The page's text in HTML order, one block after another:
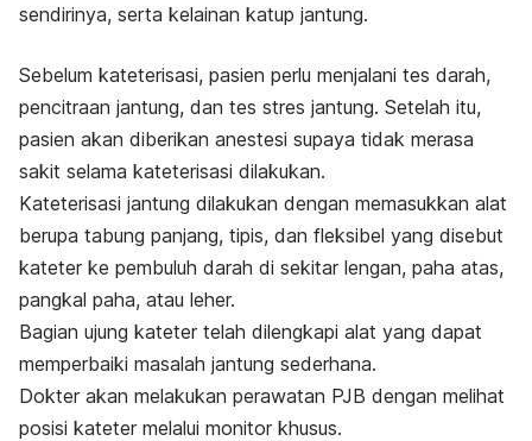
sendirinya, serta kelainan katup jantung.
Sebelum kateterisasi, pasien perlu menjalani tes darah,
pencitraan jantung, dan tes stres jantung. Setelah itu,
pasien akan diberikan anestesi supaya tidak merasa
sakit selama kateterisasi dilakukan.
Kateterisasi jantung dilakukan dengan memasukkan alat
berupa tabung panjang, tipis, dan fleksibel yang disebut
kateter ke pembuluh darah di sekitar lengan, paha atas,
pangkal paha, atau leher.
Bagian ujung kateter telah dilengkapi alat yang dapat
memperbaiki masalah jantung sederhana.
Dokter akan melakukan perawatan PJB dengan melihat
posisi kateter melalui monitor khusus.